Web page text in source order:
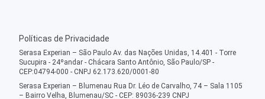
Políticas de Privacidade
Serasa Experian – São Paulo Av. das Nações Unidas, 14.401 - Torre
Sucupira - 24ºandar - Chácara Santo Antônio, São Paulo/SP -
CEP:04794-000 - CNPJ 62.173.620/0001-80
Serasa Experian – Blumenau Rua Dr. Léo de Carvalho, 74 – Sala 1105
– Bairro Velha, Blumenau/SC - CEP: 89036-239 CNPJ